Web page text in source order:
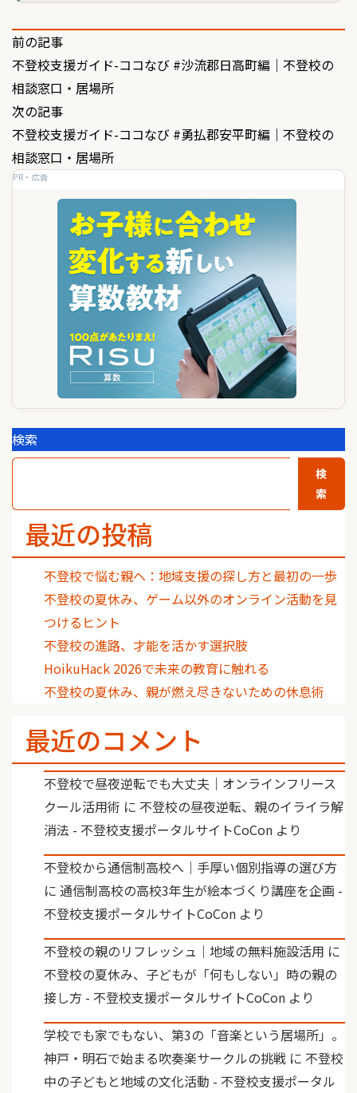
投
稿
ナ
ビ
ゲ
前の記事
不登校支援ガイド-ココなび #沙流郡日高町編｜不登校の
相談窓口・居場所
次の記事
不登校支援ガイド-ココなび #勇払郡安平町編｜不登校の
相談窓口・居場所
PR・広告
検索
検
索
最近の投稿
不登校で悩む親へ：地域支援の探し方と最初の一歩
不登校の夏休み、ゲーム以外のオンライン活動を見
つけるヒント
不登校の進路、才能を活かす選択肢
HoikuHack 2026で未来の教育に触れる
不登校の夏休み、親が燃え尽きないための休息術
最近のコメント
不登校で昼夜逆転でも大丈夫｜オンラインフリース
クール活用術 に 不登校の昼夜逆転、親のイライラ解
消法 - 不登校支援ポータルサイトCoCon より
不登校から通信制高校へ｜手厚い個別指導の選び方
に 通信制高校の高校3年生が絵本づくり講座を企画 -
不登校支援ポータルサイトCoCon より
不登校の親のリフレッシュ｜地域の無料施設活用 に
不登校の夏休み、子どもが「何もしない」時の親の
接し方 - 不登校支援ポータルサイトCoCon より
学校でも家でもない、第3の「音楽という居場所」。
神戸・明石で始まる吹奏楽サークルの挑戦 に 不登校
中の子どもと地域の文化活動 - 不登校支援ポータル